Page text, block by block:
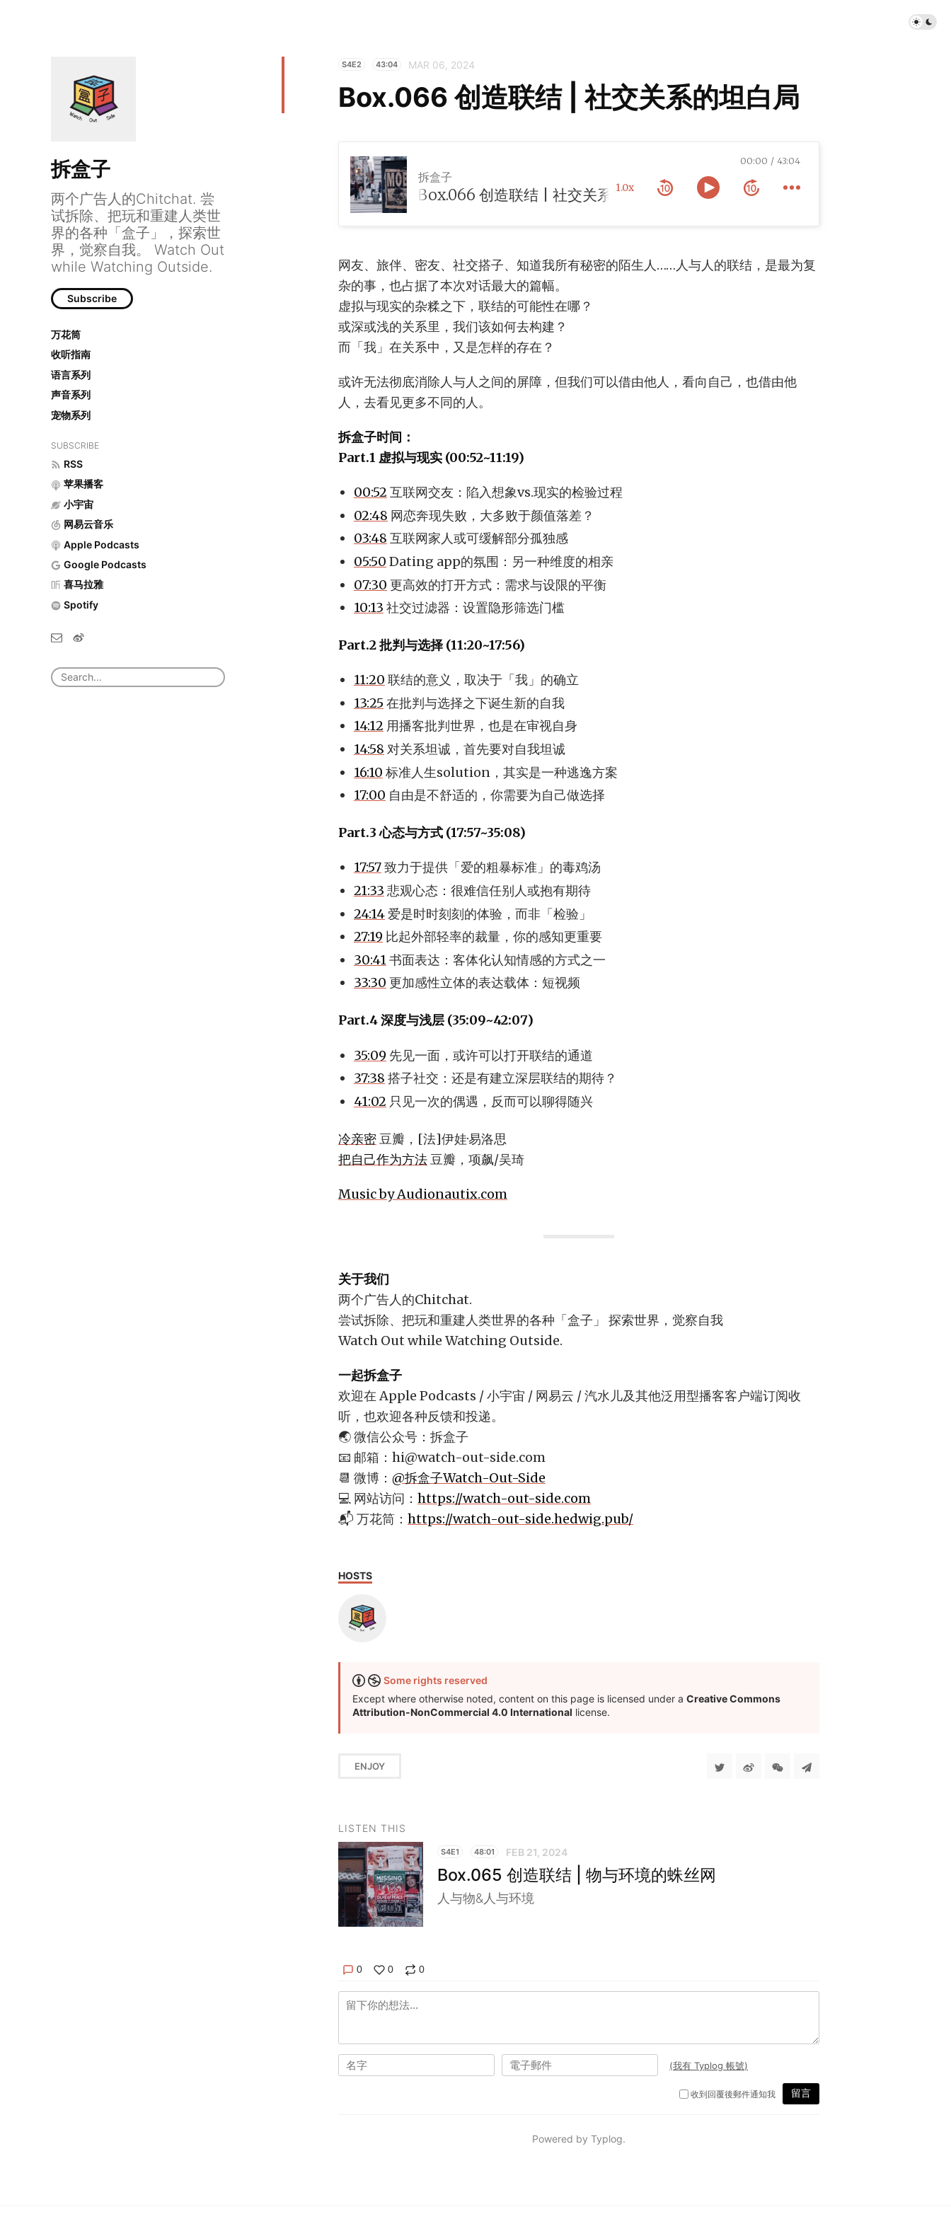
拆盒子
两个广告人的Chitchat. 尝
试拆除、把玩和重建人类世
界的各种「盒子」，探索世
界，觉察自我。 Watch Out
while Watching Outside.
Subscribe
万花筒
收听指南
语言系列
声音系列
宠物系列
SUBSCRIBE
RSS
苹果播客
小宇宙
网易云音乐
Apple Podcasts
Google Podcasts
喜马拉雅
Spotify
S4E2 43:04 MAR 06, 2024
Box.066 创造联结 | 社交关系的坦白局
拆盒子
Box.066 创造联结 | 社交关系的坦白局
1.0x
00:00 43:04
网友、旅伴、密友、社交搭子、知道我所有秘密的陌生人……人与人的联结，是最为复
杂的事，也占据了本次对话最大的篇幅。
虚拟与现实的杂糅之下，联结的可能性在哪？
或深或浅的关系里，我们该如何去构建？
而「我」在关系中，又是怎样的存在？
或许无法彻底消除人与人之间的屏障，但我们可以借由他人，看向自己，也借由他
人，去看见更多不同的人。
拆盒子时间：
Part.1 虚拟与现实 (00:52~11:19)
00:52 互联网交友：陷入想象vs.现实的检验过程
02:48 网恋奔现失败，大多败于颜值落差？
03:48 互联网家人或可缓解部分孤独感
05:50 Dating app的氛围：另一种维度的相亲
07:30 更高效的打开方式：需求与设限的平衡
10:13 社交过滤器：设置隐形筛选门槛
Part.2 批判与选择 (11:20~17:56)
11:20 联结的意义，取决于「我」的确立
13:25 在批判与选择之下诞生新的自我
14:12 用播客批判世界，也是在审视自身
14:58 对关系坦诚，首先要对自我坦诚
16:10 标准人生solution，其实是一种逃逸方案
17:00 自由是不舒适的，你需要为自己做选择
Part.3 心态与方式 (17:57~35:08)
17:57致力于提供「爱的粗暴标准」的毒鸡汤
21:33 悲观心态：很难信任别人或抱有期待
24:14 爱是时时刻刻的体验，而非「检验」
27:19 比起外部轻率的裁量，你的感知更重要
30:41书面表达：客体化认知情感的方式之一
33:30 更加感性立体的表达载体：短视频
Part.4 深度与浅层 (35:09~42:07)
35:09 先见一面，或许可以打开联结的通道
37:38 搭子社交：还是有建立深层联结的期待？
41:02 只见一次的偶遇，反而可以聊得随兴
冷亲密豆瓣，[法]伊娃·易洛思
把自己作为方法豆瓣，项飙/吴琦
Music by Audionautix.com
关于我们
两个广告人的Chitchat.
尝试拆除、把玩和重建人类世界的各种「盒子」 探索世界，觉察自我
Watch Out while Watching Outside.
一起拆盒子
欢迎在 Apple Podcasts / 小宇宙 / 网易云 / 汽水儿及其他泛用型播客客户端订阅收
听，也欢迎各种反馈和投递。
🌏 微信公众号：拆盒子
📧 邮箱： hi@watch-out-side.com
📆 微博： @拆盒子Watch-Out-Side
💻 网站访问： https://watch-out-side.com
📬 万花筒： https://watch-out-side.hedwig.pub/
HOSTS
Some rights reserved
Except where otherwise noted, content on this page is licensed under a Creative Commons
Attribution-NonCommercial 4.0 International license.
ENJOY
LISTEN THIS
S4E1 48:01 FEB 21, 2024
Box.065 创造联结 | 物与环境的蛛丝网
人与物&人与环境